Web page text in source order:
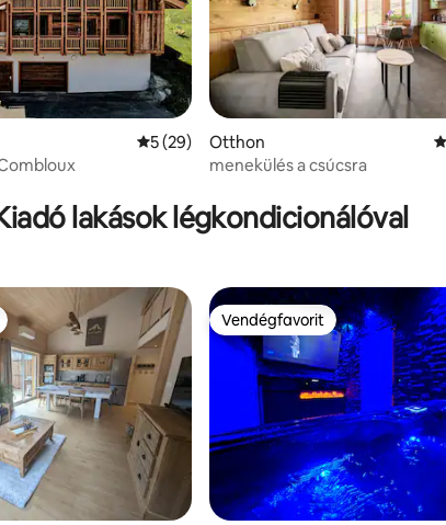
Átlagos értékelés: 5/5, 29 vélemény
5 (29)
Otthon
menekülés a csúcsra
lakások légkondicionálóval
Vendégfavorit
Vendégfavorit